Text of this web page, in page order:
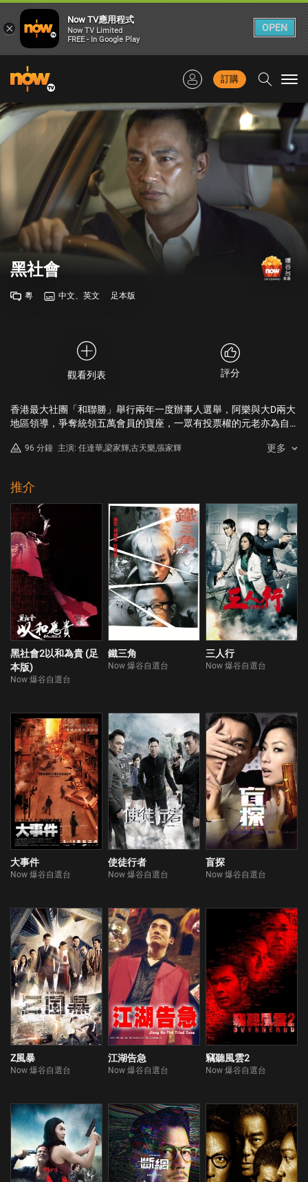
訂購
黑社會
粵 中文、英文 足本版
觀看列表 評分
香港最大社團「和聯勝」舉行兩年一度辦事人選舉，阿樂與大D兩大
地區領導，爭奪統領五萬會員的寶座，一眾有投票權的元老亦為自
他要搶奪最高權力象徵的龍頭棍，組織新社團。五名小頭目牽連其
96 分鐘 主演: 任達華,梁家輝,古天樂,張家輝 更多
推介
黑社會2以和為貴 (足
本版)
Now 爆谷自選台
鐵三角
Now 爆谷自選台
三人行
Now 爆谷自選台
大事件
Now 爆谷自選台
使徒行者
Now 爆谷自選台
盲探
Now 爆谷自選台
Z風暴
Now 爆谷自選台
江湖告急
Now 爆谷自選台
竊聽風雲2
Now 爆谷自選台
×
Now TV應用程式
Now TV Limited
FREE - In Google Play
OPEN